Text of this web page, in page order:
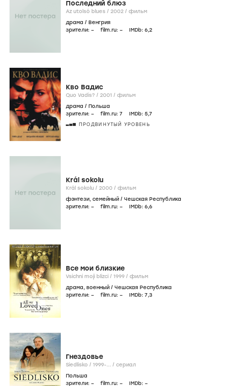
Последний блюз
Az utolsó blues / 2002 / фильм
драма / Венгрия
зрители: – film.ru: – IMDb: 6,2
Кво Вадис
Quo Vadis? / 2001 / фильм
драма / Польша
зрители: – film.ru: 7 IMDb: 5,7
ПРОДВИНУТЫЙ УРОВЕНЬ
Král sokolu
Král sokolu / 2000 / фильм
фэнтези, семейный / Чешская Республика
зрители: – film.ru: – IMDb: 6,6
Все мои близкие
Vsichni moji blizci / 1999 / фильм
драма, военный / Чешская Республика
зрители: – film.ru: – IMDb: 7,3
Гнездовье
Siedlisko / 1999-... / сериал
Польша
зрители: – film.ru: – IMDb: –